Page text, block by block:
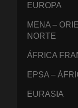
EUROPA
MENA –
NORTE
ÁFRICA
EPSA –
EURASIA